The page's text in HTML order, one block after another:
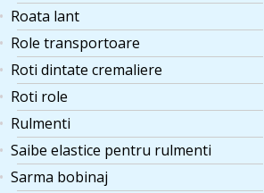
Roata lant
Role transportoare
Roti dintate cremaliere
Roti role
Rulmenti
Saibe elastice pentru rulmenti
Sarma bobinaj